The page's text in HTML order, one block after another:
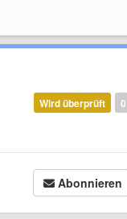
0
Wird überprüft
Abonnieren